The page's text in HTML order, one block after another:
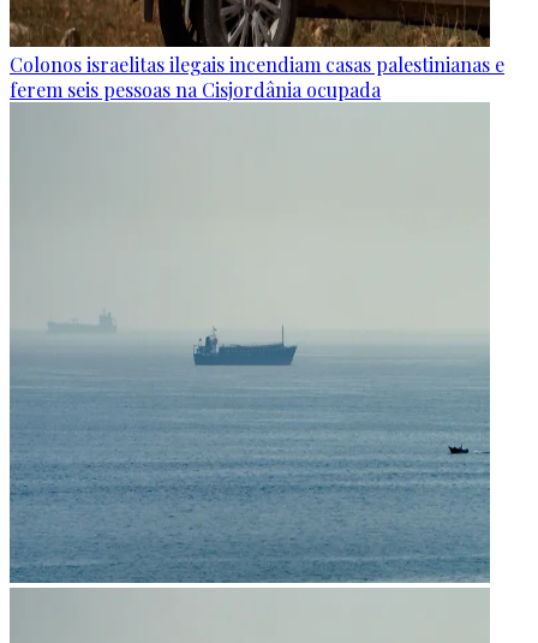
Colonos israelitas ilegais incendiam casas palestinianas e
ferem seis pessoas na Cisjordânia ocupada